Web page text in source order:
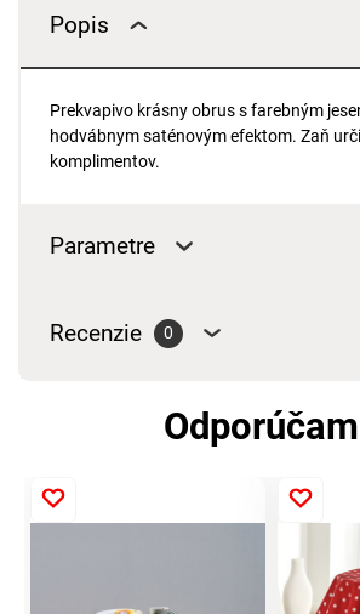
Popis
Prekvapivo krásny obrus s farebným
hodvábnym saténovým efektom. Zaň
komplimentov.
Parametre
Recenzie 0